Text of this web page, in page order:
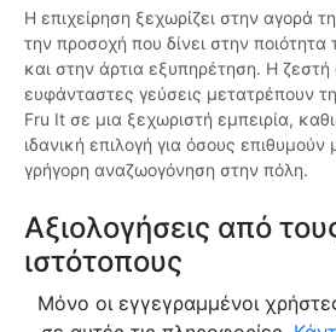
Η επιχείρηση ξεχωρίζει στην αγορά
την προσοχή που δίνει στην
και στην άρτια εξυπηρέτηση. Η ζεστή
ευφάνταστες γεύσεις μετατρέπουν
Fru It σε μια ξεχωριστή εμπειρία,
ιδανική επιλογή για όσους επιθυμούν
γρήγορη αναζωογόνηση στην πόλη.
Αξιολογήσεις από
ιστότοπους
Μόνο οι εγγεγραμμένοι